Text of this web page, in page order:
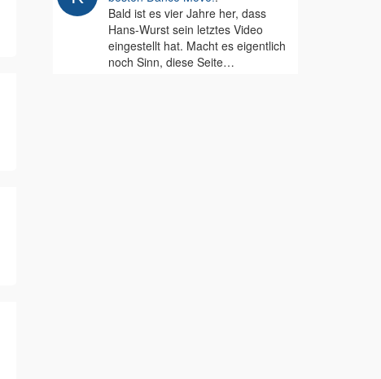
Bald ist es vier Jahre her, dass
Hans-Wurst sein letztes Video
eingestellt hat. Macht es eigentlich
noch Sinn, diese Seite…